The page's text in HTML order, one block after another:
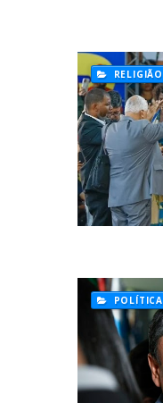
RELIGIÃO
POLÍTICA